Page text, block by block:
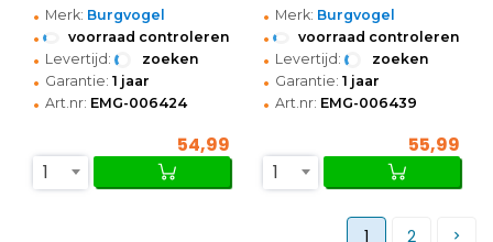
• Merk: Burgvogel
• voorraad controleren
• Levertijd: zoeken
• Garantie: 1 jaar
• Art.nr: EMG-006424
54,99
1
• Merk: Burgvogel
• voorraad controleren
• Levertijd: zoeken
• Garantie: 1 jaar
• Art.nr: EMG-006439
55,99
1
1 2